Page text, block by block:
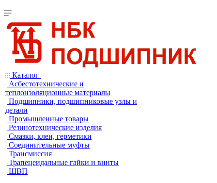
Каталог
Асбестотехнические и
теплоизоляционные материалы
Подшипники, подшипниковые узлы и
детали
Промышленные товары
Резинотехнические изделия
Смазки, клеи, герметики
Соединительные муфты
Трансмиссия
Трапецеидальные гайки и винты
ШВП